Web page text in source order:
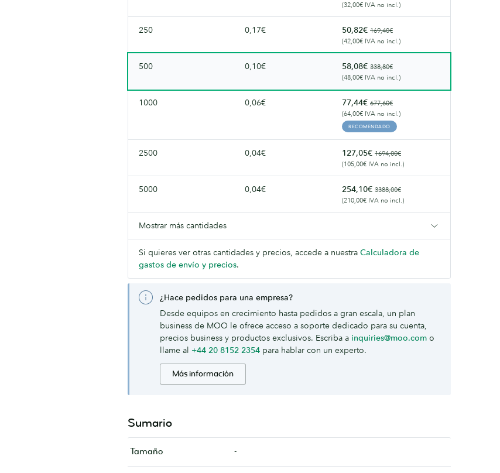
(32,00€ IVA no incl.)
250 0,17€ 50,82€ 169,40€
(42,00€ IVA no incl.)
500 0,10€ 58,08€ 338,80€
(48,00€ IVA no incl.)
1000 0,06€ 77,44€ 677,60€
(64,00€ IVA no incl.)
RECOMENDADO
2500 0,04€ 127,05€ 1694,00€
(105,00€ IVA no incl.)
5000 0,04€ 254,10€ 3388,00€
(210,00€ IVA no incl.)
Mostrar más cantidades
Si quieres ver otras cantidades y precios, accede a nuestra Calculadora de
gastos de envío y precios.
¿Hace pedidos para una empresa?
Desde equipos en crecimiento hasta pedidos a gran escala, un plan
business de MOO le ofrece acceso a soporte dedicado para su cuenta,
precios business y productos exclusivos. Escriba a inquiries@moo.com o
llame al +44 20 8152 2354 para hablar con un experto.
Más información
Sumario
Tamaño -